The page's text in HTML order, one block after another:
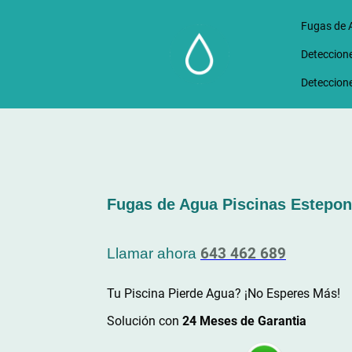
Fugas de
Fugas de Agua Piscinas
Llamar ahora 643 462 689
Tu Piscina Pierde Agua? ¡No Esperes Más!
Solución con 24 Meses de Garantia